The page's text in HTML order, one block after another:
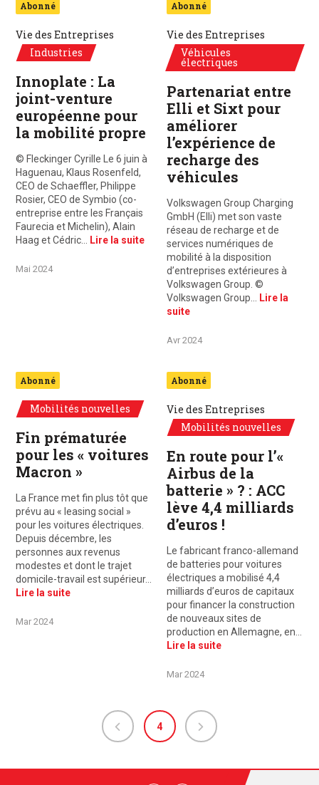
Abonné
Vie des Entreprises
Industries
Innoplate : La
joint-venture
européenne pour
la mobilité propre
© Fleckinger Cyrille Le 6 juin à
Haguenau, Klaus Rosenfeld,
CEO de Schaeffler, Philippe
Rosier, CEO de Symbio (co-
entreprise entre les Français
Faurecia et Michelin), Alain
Haag et Cédric…
Lire la suite
Mai 2024
Abonné
Vie des Entreprises
Véhicules
électriques
Partenariat entre
Elli et Sixt pour
améliorer
l’expérience de
recharge des
véhicules
Volkswagen Group Charging
GmbH (Elli) met son vaste
réseau de recharge et de
services numériques de
mobilité à la disposition
d’entreprises extérieures à
Volkswagen Group. ©
Volkswagen Group…
Lire la
suite
Avr 2024
Abonné
Mobilités nouvelles
Fin prématurée
pour les « voitures
Macron »
La France met fin plus tôt que
prévu au « leasing social »
pour les voitures électriques.
Depuis décembre, les
personnes aux revenus
modestes et dont le trajet
domicile-travail est supérieur…
Lire la suite
Mar 2024
Abonné
Vie des Entreprises
Mobilités nouvelles
En route pour l’«
Airbus de la
batterie » ? : ACC
lève 4,4 milliards
d’euros !
Le fabricant franco-allemand
de batteries pour voitures
électriques a mobilisé 4,4
milliards d’euros de capitaux
pour financer la construction
de nouveaux sites de
production en Allemagne, en…
Lire la suite
Mar 2024
4